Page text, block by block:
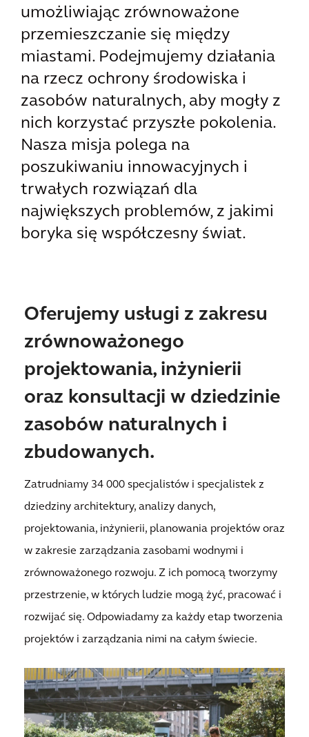
umożliwiając zrównoważone
przemieszczanie się między
miastami. Podejmujemy działania
na rzecz ochrony środowiska i
zasobów naturalnych, aby mogły z
nich korzystać przyszłe pokolenia.
Nasza misja polega na
poszukiwaniu innowacyjnych i
trwałych rozwiązań dla
największych problemów, z jakimi
boryka się współczesny świat.
Oferujemy usługi z zakresu
zrównoważonego
projektowania, inżynierii
oraz konsultacji w dziedzinie
zasobów naturalnych i
zbudowanych.
Zatrudniamy 34 000 specjalistów i specjalistek z
dziedziny architektury, analizy danych,
projektowania, inżynierii, planowania projektów oraz
w zakresie zarządzania zasobami wodnymi i
zrównoważonego rozwoju. Z ich pomocą tworzymy
przestrzenie, w których ludzie mogą żyć, pracować i
rozwijać się. Odpowiadamy za każdy etap tworzenia
projektów i zarządzania nimi na całym świecie.